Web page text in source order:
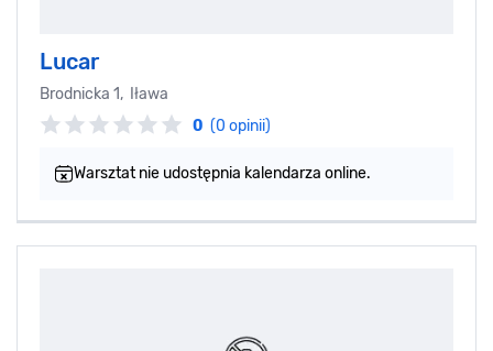
Lucar
Brodnicka 1, Iława
0 (0 opinii)
Warsztat nie udostępnia kalendarza online.